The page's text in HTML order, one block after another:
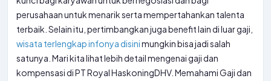
perusahaan untuk menarik serta mempertahankan talenta
terbaik. Selain itu, pertimbangkan juga benefit lain di luar gaji,
wisata terlengkap infonya disinimungkin bisa jadi salah
satunya. Mari kita lihat lebih detail mengenai gaji dan
kompensasi di PT Royal HaskoningDHV. Memahami Gaji dan